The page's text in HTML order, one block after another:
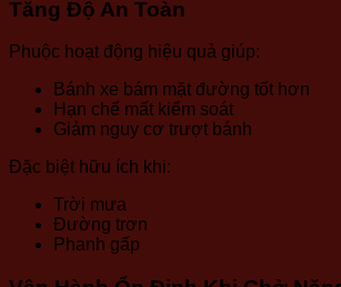
Tăng Độ An Toàn
Phuộc hoạt động hiệu quả giúp:
Bánh xe bám mặt đường tốt hơn
Hạn chế mất kiểm soát
Giảm nguy cơ trượt bánh
Đặc biệt hữu ích khi:
Trời mưa
Đường trơn
Phanh gấp